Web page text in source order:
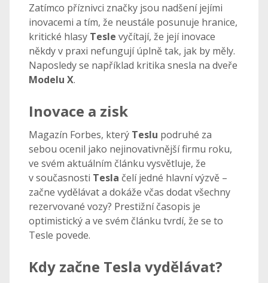
Zatímco příznivci značky jsou nadšení jejími
inovacemi a tím, že neustále posunuje hranice,
kritické hlasy Tesle vyčítají, že její inovace
někdy v praxi nefungují úplně tak, jak by měly.
Naposledy se například kritika snesla na dveře
Modelu X.
Inovace a zisk
Magazín Forbes, který Teslu podruhé za
sebou ocenil jako nejinovativnější firmu roku,
ve svém aktuálním článku vysvětluje, že
v současnosti Tesla čelí jedné hlavní výzvě –
začne vydělávat a dokáže včas dodat všechny
rezervované vozy? Prestižní časopis je
optimistický a ve svém článku tvrdí, že se to
Tesle povede.
Kdy začne Tesla vydělávat?